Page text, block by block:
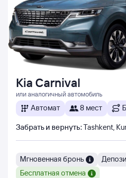
Kia Carnival
или аналогичный автомобиль
Автомат 8 мест
Забрать и вернуть:Tashkent,
Мгновенная бронь
Бесплатная отмена